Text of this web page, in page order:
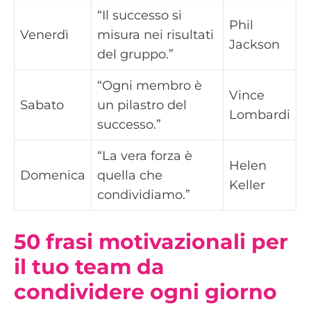
Venerdì
“Il successo si
misura nei risultati
del gruppo.”
Phil
Jackson
Sabato
“Ogni membro è
un pilastro del
successo.”
Vince
Lombardi
Domenica
“La vera forza è
quella che
condividiamo.”
Helen
Keller
50 frasi motivazionali per
il tuo team da
condividere ogni giorno